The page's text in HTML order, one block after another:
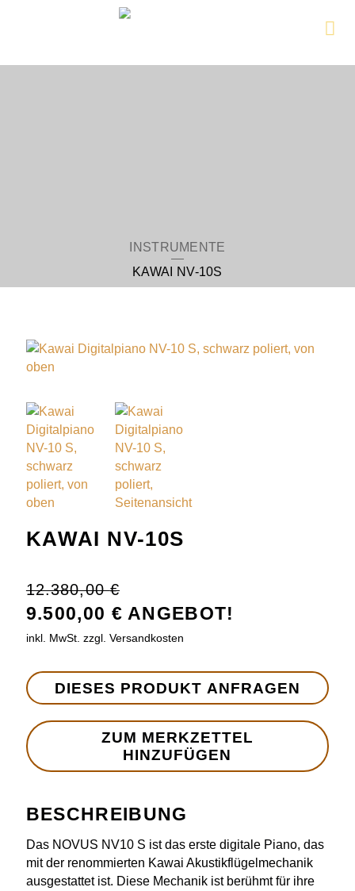
Zur
INSTRUMENTE
KAWAI NV-10S
KAWAI NV-10S
12.380,00€
9.500,00 € ANGEBOT!
inkl. MwSt. zzgl. Versandkosten
DIESES PRODUKT ANFRAGEN
BESCHREIBUNG
Das NOVUS NV10 S ist das erste digitale Piano, das
mit der renommierten Kawai Akustikflügelmechanik
ausgestattet ist. Diese Mechanik ist berühmt für ihre